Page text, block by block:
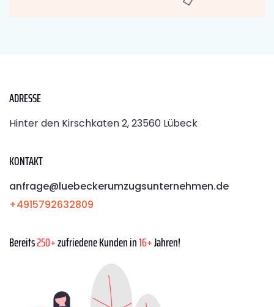
ADRESSE
Hinter den Kirschkaten 2, 23560 Lübeck
KONTAKT
anfrage@luebeckerumzugsunternehmen.de
+4915792632809
Bereits250+zufriedene Kunden in16+Jahren!